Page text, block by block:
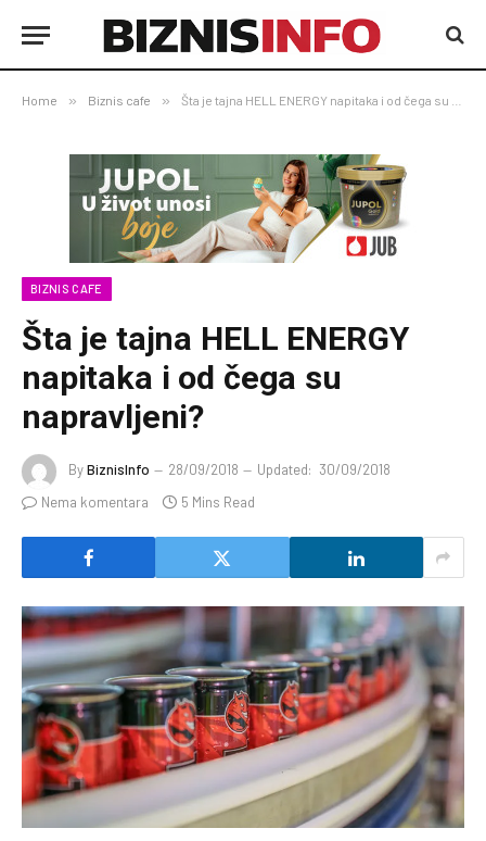
Home » Biznis cafe » Šta je tajna HELL ENERGY napitaka i od čega su napravljeni?
BIZNIS CAFE
Šta je tajna HELL ENERGY
napitaka i od čega su
napravljeni?
ByBiznisInfo 28/09/2018 Updated: 30/09/2018
Nema komentara
5 Mins Read